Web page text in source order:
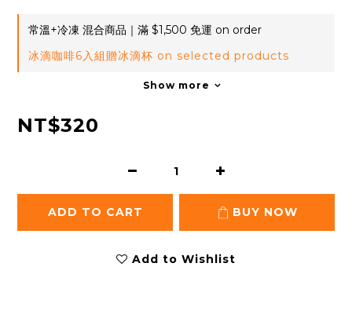
常溫+冷凍 混合商品｜滿 $1,500 免運 on order
冰滴咖啡6入組贈冰滴杯 on selected products
Show more
NT$320
ADD TO CART BUY NOW
Add to Wishlist